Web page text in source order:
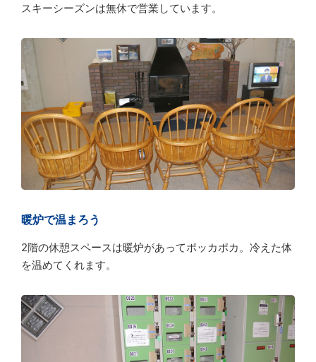
スキーシーズンは無休で営業しています。
暖炉で温まろう
2階の休憩スペースは暖炉があってポッカポカ。冷えた体
を温めてくれます。